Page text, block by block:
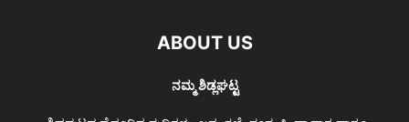
ABOUT US
ನಮ್ಮ ಶಿಡ್ಲಘಟ್ಟ